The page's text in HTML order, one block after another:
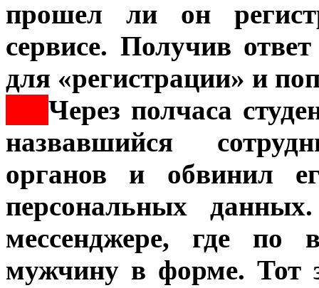
прошел ли он
сервисе. Получив
для «регистрации» и
Через полчаса
назвавшийся
органов и обвинил
персональных
мессенджере, где по
мужчину в форме. Тот